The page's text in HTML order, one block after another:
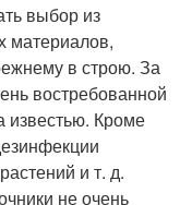
выбор из
материалов,
в строю. За
востребованной
известью. Кроме
и т. д.
не очень